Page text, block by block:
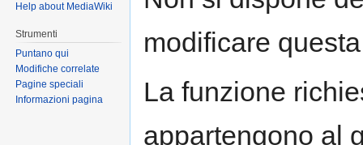
modificare
La funzione
appartengono al
Help about MediaWiki
Strumenti
Puntano qui
Modifiche correlate
Pagine speciali
Informazioni pagina